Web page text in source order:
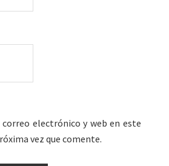
electrónico y web en este
vez que comente.